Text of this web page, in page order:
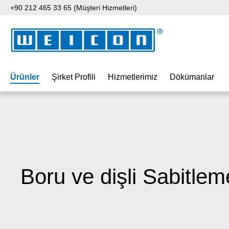
içeriğe geç
Aramaya atla
Ana navigasyona geç
+90 212 465 33 65 (Müşteri Hizmetleri)
Ürünler Şirket Profili Hizmetlerimiz Dökümanlar
Boru ve dişli